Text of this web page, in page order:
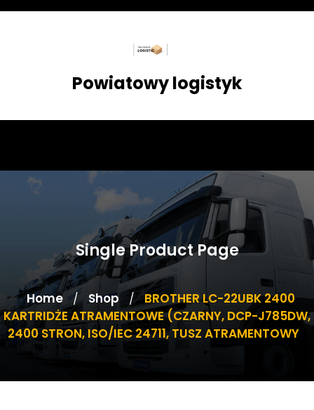
Skip
Powiatowy logistyk
Single Product Page
Home / Shop / BROTHER LC-22UBK 2400
KARTRIDŻE ATRAMENTOWE (CZARNY, DCP-J785DW,
2400 STRON, ISO/IEC 24711, TUSZ ATRAMENTOWY